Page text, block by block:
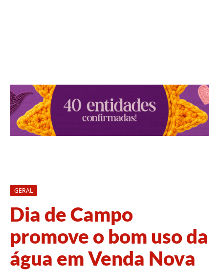
GERAL
Dia de Campo
promove o bom uso da
água em Venda Nova